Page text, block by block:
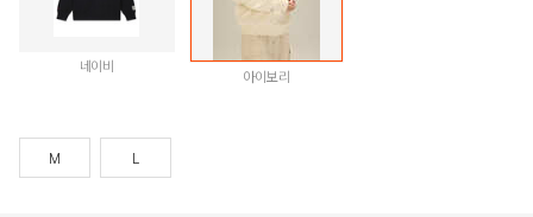
네이비
아이보리
M L